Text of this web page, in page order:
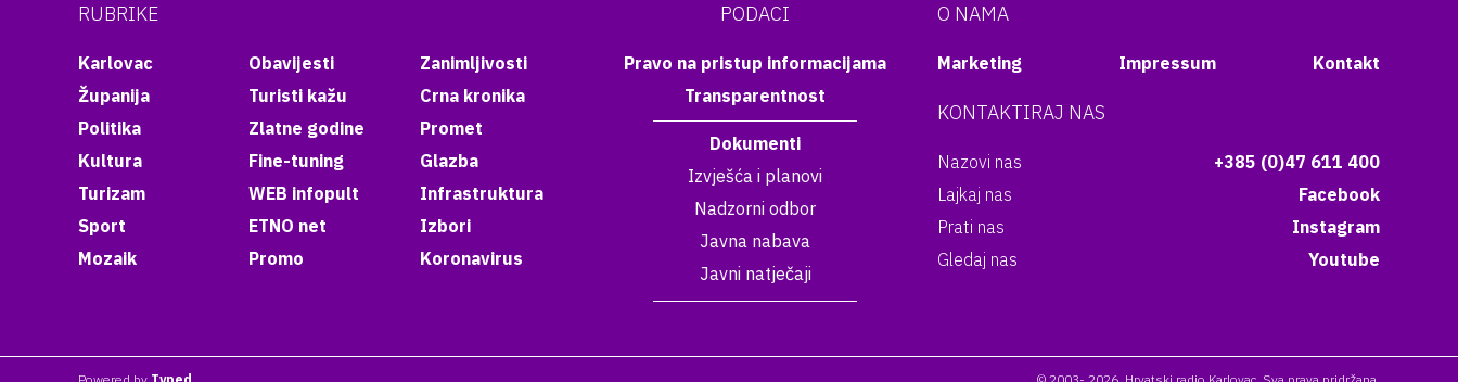
RUBRIKE
Karlovac
Županija
Politika
Kultura
Turizam
Sport
Mozaik
Obavijesti
Turisti kažu
Zlatne godine
Fine-tuning
WEB infopult
ETNO net
Promo
Zanimljivosti
Crna kronika
Promet
Glazba
Infrastruktura
Izbori
Koronavirus
PODACI
Pravo na pristup informacijama
Transparentnost
Dokumenti
Izvješća i planovi
Nadzorni odbor
Javna nabava
Javni natječaji
O NAMA
Marketing Impressum Kontakt
KONTAKTIRAJ NAS
Nazovi nas
+385 (0)47 611 400
Lajkaj nas
Facebook
Prati nas
Instagram
Gledaj nas
Youtube
Powered by Typed © 2003- 2026. Hrvatski radio Karlovac. Sva prava pridržana.